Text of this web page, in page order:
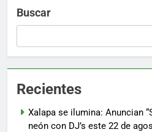
Buscar
Recientes
Xalapa se ilumina: Anuncian
neón con DJ’s este 22 de